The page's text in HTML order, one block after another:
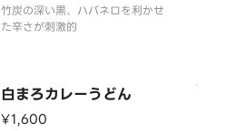
竹炭の深い黒、ハバネロを利かせ
た辛さが刺激的
白まろカレーうどん
¥1,600